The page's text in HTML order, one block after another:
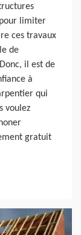
limiter
ces travaux
de
il est de
à
qui
voulez
gratuit